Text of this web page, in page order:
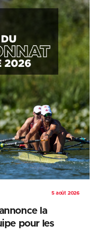
5 août 2026
la
pour les